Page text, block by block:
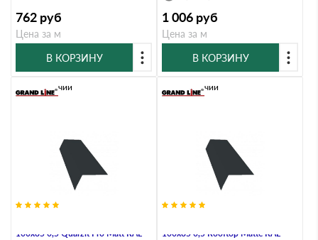
762 руб
Цена за м
В КОРЗИНУ
1 006 руб
Цена за м
В КОРЗИНУ
100х85 0,5 Quarzit Pro Matt RAL
В наличии
100х85 0,5 Rooftop Matte RAL
В наличии